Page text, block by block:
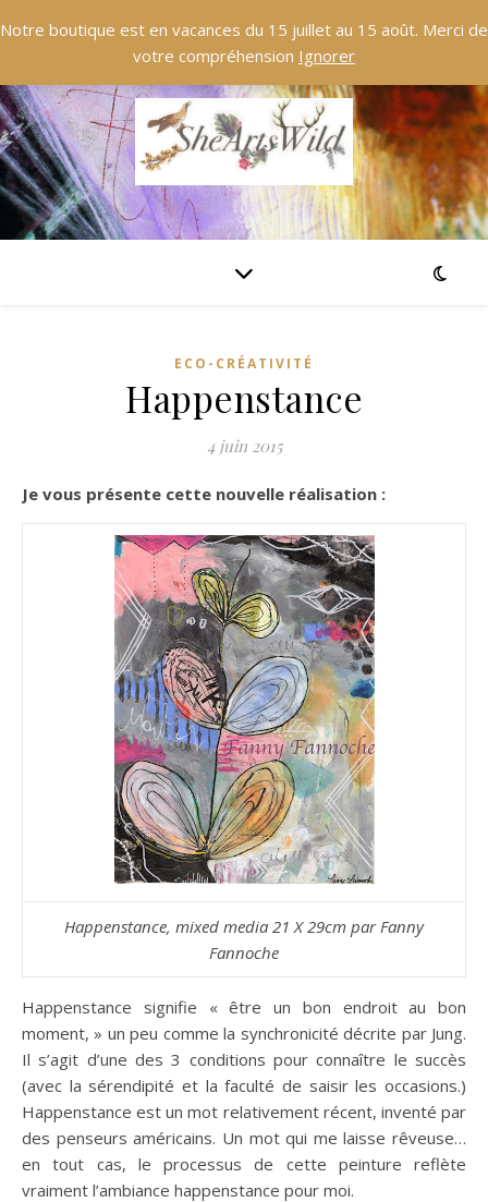
Notre boutique est en vacances du 15 juillet au 15 août. Merci de
votre compréhension Ignorer
ECO-CRÉATIVITÉ
Happenstance
4 juin 2015
Je vous présente cette nouvelle réalisation :
Happenstance, mixed media 21 X 29cm par Fanny
Fannoche
Happenstance signifie « être un bon endroit au bon
moment, » un peu comme la synchronicité décrite par Jung.
Il s’agit d’une des 3 conditions pour connaître le succès
(avec la sérendipité et la faculté de saisir les occasions.)
Happenstance est un mot relativement récent, inventé par
des penseurs américains. Un mot qui me laisse rêveuse…
en tout cas, le processus de cette peinture reflète
vraiment l’ambiance happenstance pour moi.